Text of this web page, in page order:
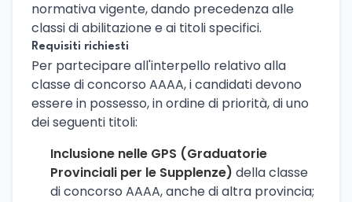
normativa vigente, dando precedenza alle
classi di abilitazione e ai titoli specifici.
Requisiti richiesti
Per partecipare all'interpello relativo alla
classe di concorso AAAA, i candidati devono
essere in possesso, in ordine di priorità, di uno
dei seguenti titoli:
Inclusione nelle GPS (Graduatorie
Provinciali per le Supplenze) della classe
di concorso AAAA, anche di altra provincia;